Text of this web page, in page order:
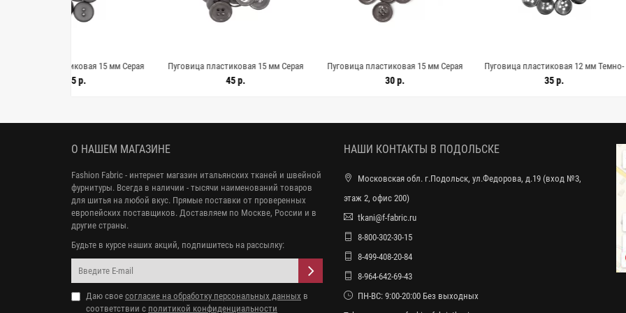
15 мм Серая
Пуговица пластиковая 15 мм Серая
Пуговица пластиковая 15 мм Серая
Пуговица пластиковая 12 мм Темно-
Пуговица
О НАШЕМ МАГАЗИНЕ
Fashion Fabric - интернет магазин итальянских тканей и швейной
фурнитуры. Всегда в наличии - тысячи наименований товаров
для шитья на любой вкус. Прямые поставки от проверенных
европейских поставщиков. Доставляем по Москве, России и в
другие страны.
Будьте в курсе наших акций, подпишитесь на рассылку:
Даю свое согласие на обработку персональных данных в
соответствии с политикой конфиденциальности
НАШИ КОНТАКТЫ В ПОДОЛЬСКЕ
Московская обл. г.Подольск, ул.Федорова, д.19 (вход №3,
этаж 2, офис 200)
tkani@f-fabric.ru
8-800-302-30-15
8-499-408-20-84
8-964-642-69-43
ПН-ВС: 9:00-20:00 Без выходных